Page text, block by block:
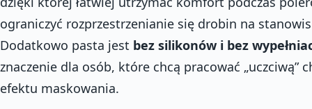
ograniczyć rozprzestrzenianie się drobin na
Dodatkowo pasta jest bez silikonów i bez
znaczenie dla osób, które chcą pracować „uczciwą”
efektu maskowania.